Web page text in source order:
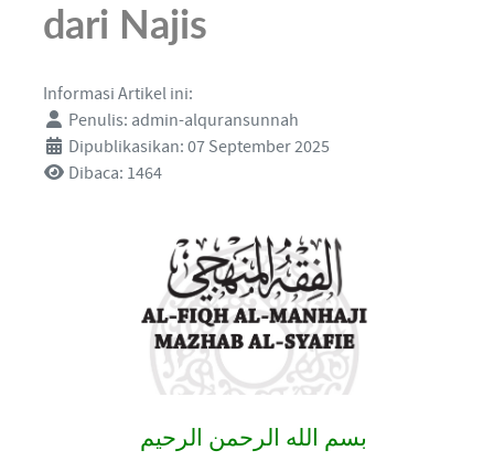
dari Najis
Informasi Artikel ini:
Penulis: admin-alquransunnah
Dipublikasikan: 07 September 2025
Dibaca: 1464
بسم الله الرحمن الرحيم